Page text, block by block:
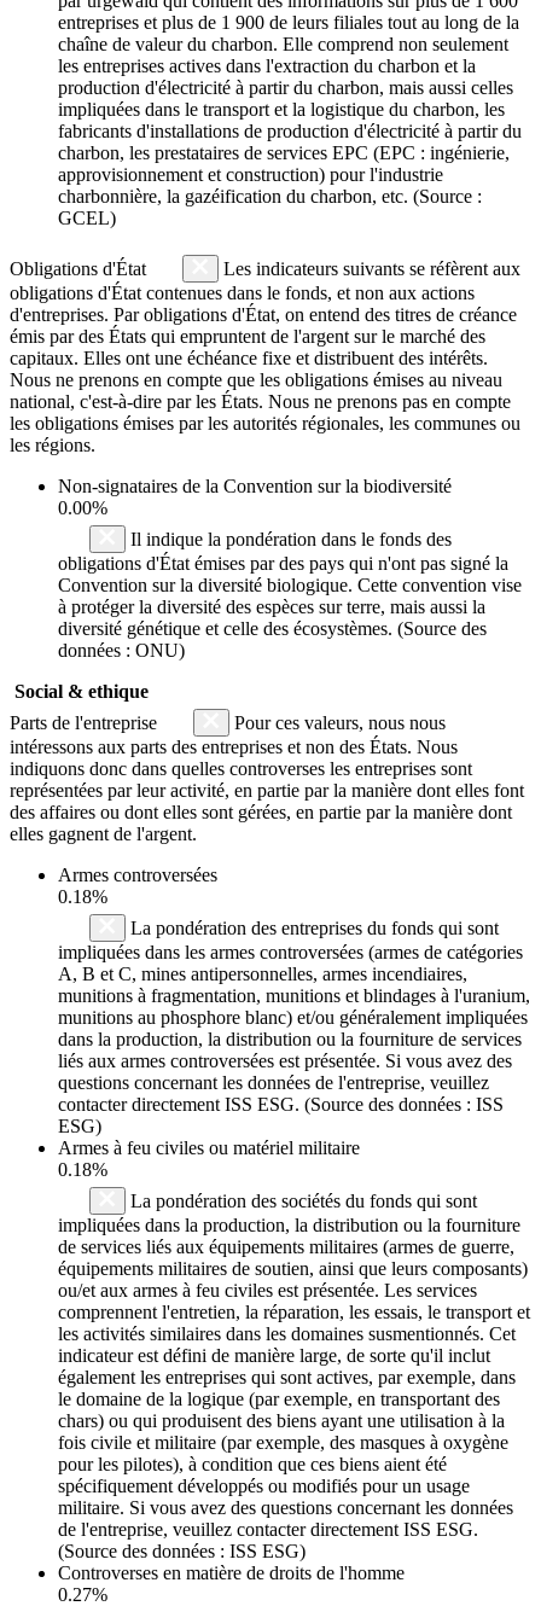
entreprises et plus de 1 900 de leurs filiales tout au long de la
chaîne de valeur du charbon. Elle comprend non seulement
les entreprises actives dans l'extraction du charbon et la
production d'électricité à partir du charbon, mais aussi celles
impliquées dans le transport et la logistique du charbon, les
fabricants d'installations de production d'électricité à partir du
charbon, les prestataires de services EPC (EPC : ingénierie,
approvisionnement et construction) pour l'industrie
charbonnière, la gazéification du charbon, etc. (Source :
GCEL)
Obligations d'État
Les indicateurs suivants se réfèrent aux
obligations d'État contenues dans le fonds, et non aux actions
d'entreprises. Par obligations d'État, on entend des titres de créance
émis par des États qui empruntent de l'argent sur le marché des
capitaux. Elles ont une échéance fixe et distribuent des intérêts.
Nous ne prenons en compte que les obligations émises au niveau
national, c'est-à-dire par les États. Nous ne prenons pas en compte
les obligations émises par les autorités régionales, les communes ou
les régions.
Non-signataires de la Convention sur la biodiversité
0.00%
Il indique la pondération dans le fonds des
obligations d'État émises par des pays qui n'ont pas signé la
Convention sur la diversité biologique. Cette convention vise
à protéger la diversité des espèces sur terre, mais aussi la
diversité génétique et celle des écosystèmes. (Source des
données : ONU)
Social & ethique
Parts de l'entreprise
Pour ces valeurs, nous nous
intéressons aux parts des entreprises et non des États. Nous
indiquons donc dans quelles controverses les entreprises sont
représentées par leur activité, en partie par la manière dont elles font
des affaires ou dont elles sont gérées, en partie par la manière dont
elles gagnent de l'argent.
Armes controversées
0.18%
La pondération des entreprises du fonds qui sont
impliquées dans les armes controversées (armes de catégories
A, B et C, mines antipersonnelles, armes incendiaires,
munitions à fragmentation, munitions et blindages à l'uranium,
munitions au phosphore blanc) et/ou généralement impliquées
dans la production, la distribution ou la fourniture de services
liés aux armes controversées est présentée. Si vous avez des
questions concernant les données de l'entreprise, veuillez
contacter directement ISS ESG. (Source des données : ISS
ESG)
Armes à feu civiles ou matériel militaire
0.18%
La pondération des sociétés du fonds qui sont
impliquées dans la production, la distribution ou la fourniture
de services liés aux équipements militaires (armes de guerre,
équipements militaires de soutien, ainsi que leurs composants)
ou/et aux armes à feu civiles est présentée. Les services
comprennent l'entretien, la réparation, les essais, le transport et
les activités similaires dans les domaines susmentionnés. Cet
indicateur est défini de manière large, de sorte qu'il inclut
également les entreprises qui sont actives, par exemple, dans
le domaine de la logique (par exemple, en transportant des
chars) ou qui produisent des biens ayant une utilisation à la
fois civile et militaire (par exemple, des masques à oxygène
pour les pilotes), à condition que ces biens aient été
spécifiquement développés ou modifiés pour un usage
militaire. Si vous avez des questions concernant les données
de l'entreprise, veuillez contacter directement ISS ESG.
(Source des données : ISS ESG)
Controverses en matière de droits de l'homme
0.27%